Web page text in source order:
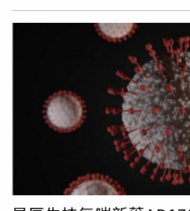
酬率若不能同時超越通膨與房
買力下降或利率上升的影響。
房貸還是投資？徐佳馨：還是
沒有把握創造更高報酬，提前
要看當時的市場環境，沒有通
能較有利，但仍要衡量個人的
款、把錢拿去投資，最大風險
跌或長期空頭，可能出現雙殺
而且最好不要再背負過多債務
點賣出。黃舒衛：投資商品不
可能浮動。只看預期報酬，容
過立法建立較完整的制度架構
的角度檢視並落實相關政策。
管理風險因子有機會延後發生
長表示，我國65歲以上長者失
國家醫療與長期照顧永續的公
際研究顯示，根據整體人口推
高血壓、高膽固醇、糖尿病、
子，約45%的失智症案例有機
型藥物也為延緩病程帶來新希
善的制度規畫，降低失智症對
診後仍可能面臨標籤 金融、工
迷因演唱會傳聞而遭不肖人士
資訊而受騙，因此才選擇公開
你們失望的」。關於S.H.E明年
甄（中）親自否認。（圖／翻
上，S.H.E自2018年約滿離開
但始終維持「單飛不解散」的
大型演唱會，是2018年成軍17
曲獎同台演出，2023年又在田
體，讓不少歌迷相當感動。近
彼此生日聚會時，合體機會並
華研後，也曾多次因歌曲授權